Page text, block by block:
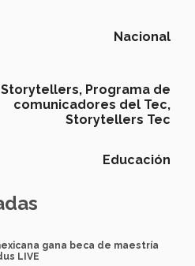
Nacional
Storytellers, Programa de
comunicadores del Tec,
Storytellers Tec
Educación
gana beca de maestría
LIVE